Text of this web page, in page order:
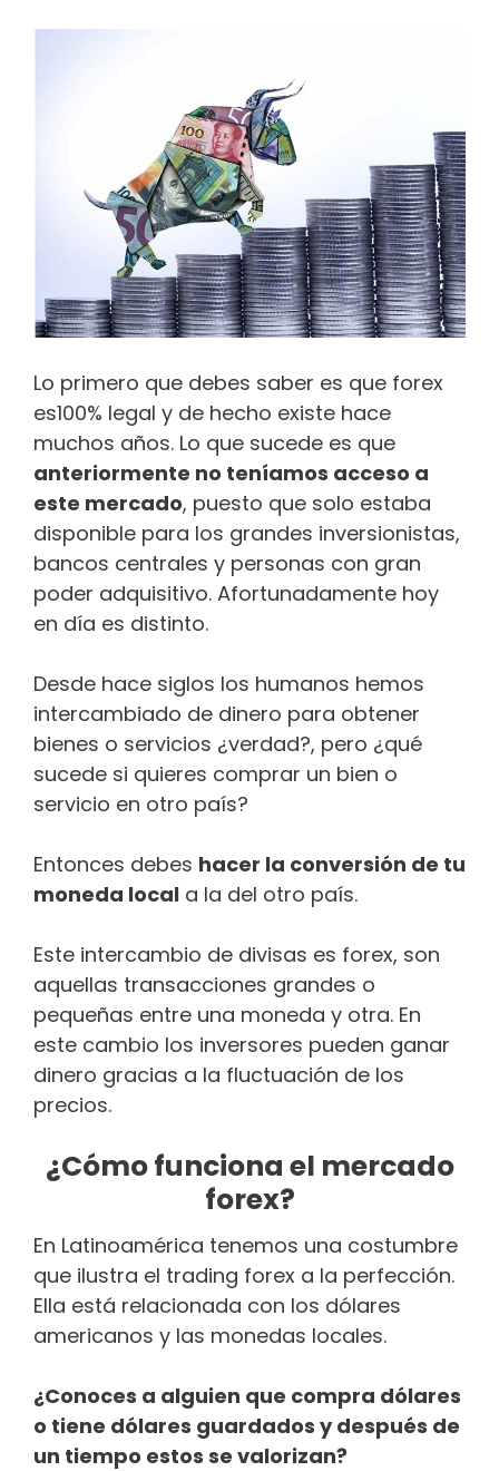
Lo primero que debes saber es que forex
es100% legal y de hecho existe hace
muchos años. Lo que sucede es que
anteriormente no teníamos acceso a
este mercado, puesto que solo estaba
disponible para los grandes inversionistas,
bancos centrales y personas con gran
poder adquisitivo. Afortunadamente hoy
en día es distinto.
Desde hace siglos los humanos hemos
intercambiado de dinero para obtener
bienes o servicios ¿verdad?, pero ¿qué
sucede si quieres comprar un bien o
servicio en otro país?
Entonces debes hacer la conversión de tu
moneda local a la del otro país.
Este intercambio de divisas es forex, son
aquellas transacciones grandes o
pequeñas entre una moneda y otra. En
este cambio los inversores pueden ganar
dinero gracias a la fluctuación de los
precios.
¿Cómo funciona el mercado
forex?
En Latinoamérica tenemos una costumbre
que ilustra el trading forex a la perfección.
Ella está relacionada con los dólares
americanos y las monedas locales.
¿Conoces a alguien que compra dólares
o tiene dólares guardados y después de
un tiempo estos se valorizan?